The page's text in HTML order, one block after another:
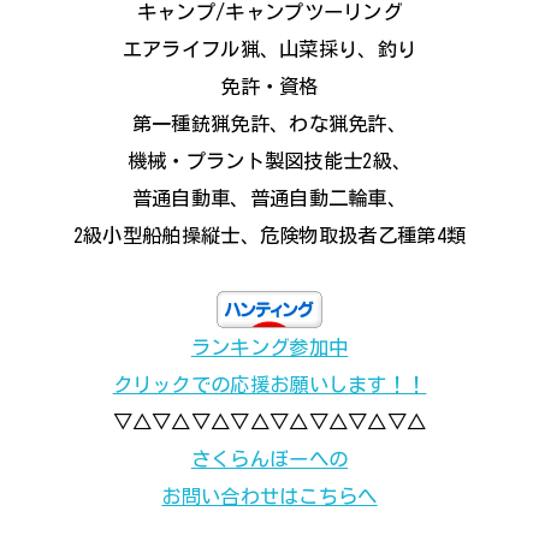
キャンプ/キャンプツーリング
エアライフル猟、山菜採り、釣り
免許・資格
第一種銃猟免許、わな猟免許、
機械・プラント製図技能士2級、
普通自動車、普通自動二輪車、
2級小型船舶操縦士、危険物取扱者乙種第4類
ランキング参加中
クリックでの応援お願いします！！
▽△▽△▽△▽△▽△▽△▽△▽△
さくらんぼーへの
お問い合わせはこちらへ